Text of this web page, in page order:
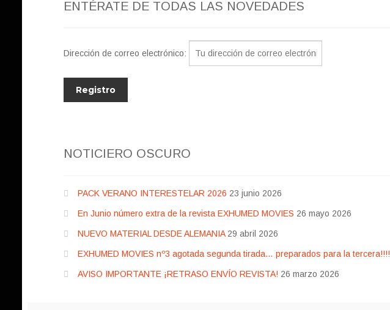
ENTÉRATE DE TODAS LAS NOVEDADES
Dirección de correo electrónico:
NOTICIERO OSCURO
PACK VERANO INTERESTELAR 2026 23 junio 2026
En Junio número extra de la revista EXHUMED MOVIES 26 mayo 2026
NUEVO MATERIAL DESDE ALEMANIA 29 abril 2026
EXHUMED MOVIES nº3 agotada segunda tirada… preparados para la tercera!!!!
AVISO IMPORTANTE ¡RETRASO ENVÍO REVISTA! 26 marzo 2026